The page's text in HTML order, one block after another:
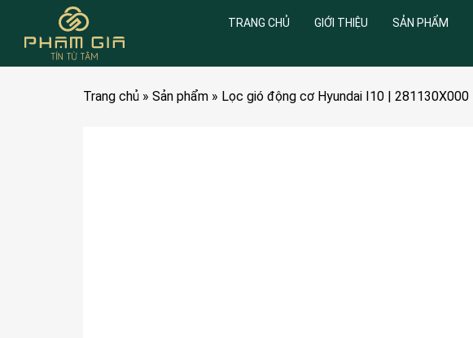
TRANG CHỦ GIỚI THIỆU SẢN PHẨM
Trang chủ » Sản phẩm » Lọc gió động cơ Hyundai I10 | 281130X000